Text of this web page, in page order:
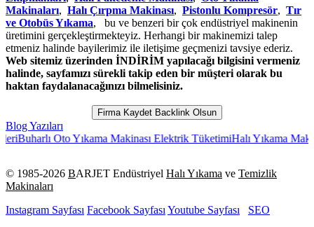
Makinaları, Halı Çırpma Makinası, Pistonlu Kompresör, Tır
ve Otobüs Yıkama, bu ve benzeri bir çok endüstriyel makinenin
üretimini gerçekleştirmekteyiz. Herhangi bir makinemizi talep
etmeniz halinde bayilerimiz ile iletişime geçmenizi tavsiye ederiz.
Web sitemiz üzerinden İNDİRİM yapılacağı bilgisini vermeniz
halinde, sayfamızı sürekli takip eden bir müşteri olarak bu
haktan faydalanacağınızı bilmelisiniz.
Firma Kaydet Backlink Olsun
Blog Yazıları
Oto Yıkama Makinası Elektrik TüketimiHalı Yıkama Makinesi
© 1985-2026 BARJET Endüstriyel Halı Yıkama ve Temizlik
Makinaları
Instagram Sayfası Facebook SayfasıYoutube Sayfası SEO